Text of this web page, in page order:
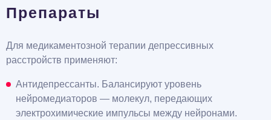
Препараты
Для медикаментозной терапии депрессивных
расстройств применяют:
Антидепрессанты. Балансируют уровень
нейромедиаторов — молекул, передающих
электрохимические импульсы между нейронами.